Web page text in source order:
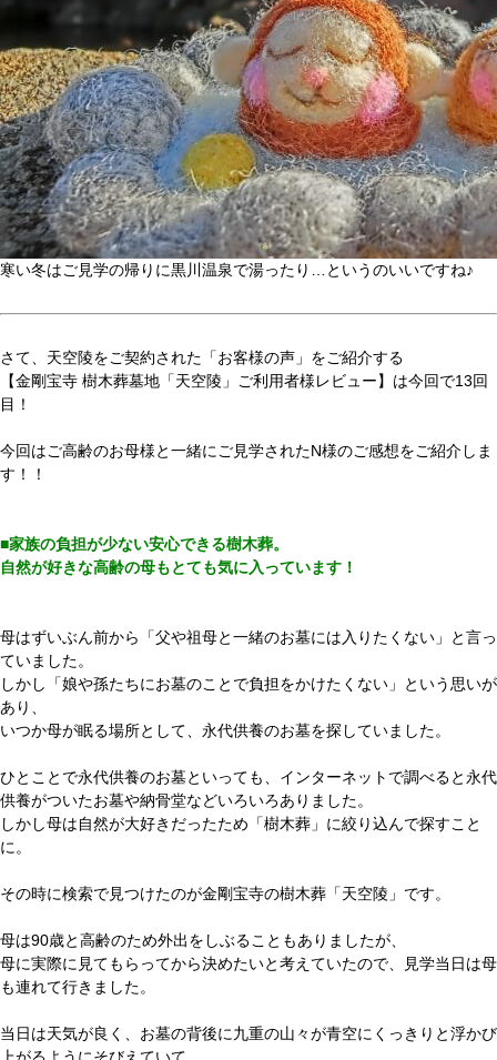
寒い冬はご見学の帰りに黒川温泉で湯ったり…というのいいですね♪
さて、天空陵をご契約された「お客様の声」をご紹介する
【金剛宝寺 樹木葬墓地「天空陵」ご利用者様レビュー】は今回で13回
目！
今回はご高齢のお母様と一緒にご見学されたN様のご感想をご紹介しま
す！！
■家族の負担が少ない安心できる樹木葬。
自然が好きな高齢の母もとても気に入っています！
母はずいぶん前から「父や祖母と一緒のお墓には入りたくない」と言っ
ていました。
しかし「娘や孫たちにお墓のことで負担をかけたくない」という思いが
あり、
いつか母が眠る場所として、永代供養のお墓を探していました。
ひとことで永代供養のお墓といっても、インターネットで調べると永代
供養がついたお墓や納骨堂などいろいろありました。
しかし母は自然が大好きだったため「樹木葬」に絞り込んで探すこと
に。
その時に検索で見つけたのが金剛宝寺の樹木葬「天空陵」です。
母は90歳と高齢のため外出をしぶることもありましたが、
母に実際に見てもらってから決めたいと考えていたので、見学当日は母
も連れて行きました。
当日は天気が良く、お墓の背後に九重の山々が青空にくっきりと浮かび